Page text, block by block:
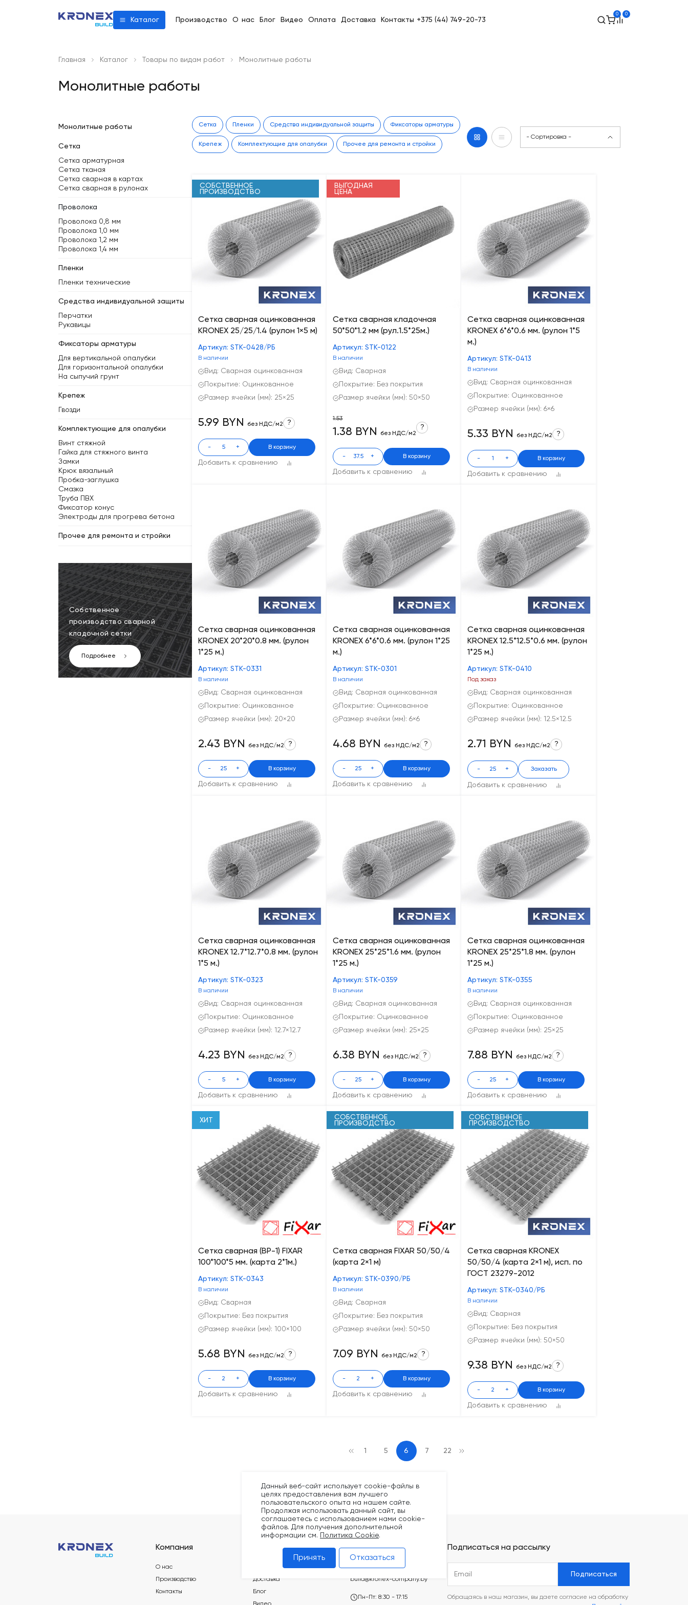
Каталог Производство О нас Блог Видео Оплата Доставка Контакты +375 (44) 749-20-73
0 0
Главная Каталог Товары по видам работ Монолитные работы
Монолитные работы
Монолитные работы
Сетка
Сетка арматурная
Сетка тканая
Сетка сварная в картах
Сетка сварная в рулонах
Проволока
Проволока 0,8 мм
Проволока 1,0 мм
Проволока 1,2 мм
Проволока 1,4 мм
Пленки
Пленки технические
Средства индивидуальной защиты
Перчатки
Рукавицы
Фиксаторы арматуры
Для вертикальной опалубки
Для горизонтальной опалубки
На сыпучий грунт
Крепеж
Гвозди
Комплектующие для опалубки
Винт стяжной
Гайка для стяжного винта
Замки
Крюк вязальный
Пробка-заглушка
Смазка
Труба ПВХ
Фиксатор конус
Электроды для прогрева бетона
Прочее для ремонта и стройки
Собственное
производство сварной
кладочной сетки
Подробнее
Сетка Пленки Средства индивидуальной защиты Фиксаторы арматуры
Крепеж Комплектующие для опалубки Прочее для ремонта и стройки
- Сортировка -
СОБСТВЕННОЕ
ПРОИЗВОДСТВО
Сетка сварная оцинкованная
KRONEX 25/25/1.4 (рулон 1×5 м)
Артикул: STK-0428/РБ
В наличии
Вид: Сварная оцинкованная
Покрытие: Оцинкованное
Размер ячейки (мм): 25×25
Добавить к сравнению
5.99 BYN без НДС/м2 ?
- + В корзину
ВЫГОДНАЯ
ЦЕНА
Сетка сварная кладочная
50*50*1.2 мм (рул.1.5*25м.)
Артикул: STK-0122
В наличии
Вид: Сварная
Покрытие: Без покрытия
Размер ячейки (мм): 50×50
Добавить к сравнению
1.53
1.38 BYN без НДС/м2
?
- + В корзину
Cетка сварная оцинкованная
KRONEX 6*6*0.6 мм. (рулон 1*5
м.)
Артикул: STK-0413
В наличии
Вид: Сварная оцинкованная
Покрытие: Оцинкованное
Размер ячейки (мм): 6×6
Добавить к сравнению
5.33 BYN без НДС/м2 ?
- + В корзину
Сетка сварная оцинкованная
KRONEX 20*20*0.8 мм. (рулон
1*25 м.)
Артикул: STK-0331
В наличии
Вид: Сварная оцинкованная
Покрытие: Оцинкованное
Размер ячейки (мм): 20×20
Добавить к сравнению
2.43 BYN без НДС/м2 ?
- + В корзину
Cетка сварная оцинкованная
KRONEX 6*6*0.6 мм. (рулон 1*25
м.)
Артикул: STK-0301
В наличии
Вид: Сварная оцинкованная
Покрытие: Оцинкованное
Размер ячейки (мм): 6×6
Добавить к сравнению
4.68 BYN без НДС/м2 ?
- + В корзину
Сетка сварная оцинкованная
KRONEX 12.5*12.5*0.6 мм. (рулон
1*25 м.)
Артикул: STK-0410
Под заказ
Вид: Сварная оцинкованная
Покрытие: Оцинкованное
Размер ячейки (мм): 12.5×12.5
Добавить к сравнению
2.71 BYN без НДС/м2 ?
- + Заказать
Сетка сварная оцинкованная
KRONEX 12.7*12.7*0.8 мм. (рулон
1*5 м.)
Артикул: STK-0323
В наличии
Вид: Сварная оцинкованная
Покрытие: Оцинкованное
Размер ячейки (мм): 12.7×12.7
Добавить к сравнению
4.23 BYN без НДС/м2 ?
- + В корзину
Сетка сварная оцинкованная
KRONEX 25*25*1.6 мм. (рулон
1*25 м.)
Артикул: STK-0359
В наличии
Вид: Сварная оцинкованная
Покрытие: Оцинкованное
Размер ячейки (мм): 25×25
Добавить к сравнению
6.38 BYN без НДС/м2 ?
- + В корзину
Сетка сварная оцинкованная
KRONEX 25*25*1.8 мм. (рулон
1*25 м.)
Артикул: STK-0355
В наличии
Вид: Сварная оцинкованная
Покрытие: Оцинкованное
Размер ячейки (мм): 25×25
Добавить к сравнению
7.88 BYN без НДС/м2 ?
- + В корзину
ХИТ
Сетка сварная (ВР-1) FIXAR
100*100*5 мм. (карта 2*1м.)
Артикул: STK-0343
В наличии
Вид: Сварная
Покрытие: Без покрытия
Размер ячейки (мм): 100×100
Добавить к сравнению
5.68 BYN без НДС/м2 ?
- + В корзину
СОБСТВЕННОЕ
ПРОИЗВОДСТВО
Сетка сварная FIXAR 50/50/4
(карта 2×1 м)
Артикул: STK-0390/РБ
В наличии
Вид: Сварная
Покрытие: Без покрытия
Размер ячейки (мм): 50×50
Добавить к сравнению
7.09 BYN без НДС/м2 ?
- + В корзину
СОБСТВЕННОЕ
ПРОИЗВОДСТВО
Сетка сварная KRONEX
50/50/4 (карта 2×1 м), исп. по
ГОСТ 23279-2012
Артикул: STK-0340/РБ
В наличии
Вид: Сварная
Покрытие: Без покрытия
Размер ячейки (мм): 50×50
Добавить к сравнению
9.38 BYN без НДС/м2 ?
- + В корзину
1 5 6 7 22
Компания
О нас
Производство
Контакты
Покупателям
Доставка
Блог
Контакты
+375 (44) 749-20-73
build@kronex-company.by
Пн-Пт: 8:30 - 17:15
Подписаться на рассылку
Подписаться
Обращаясь в наш магазин, вы даете согласие на обработку
Данный веб-сайт использует cookie-файлы в
целях предоставления вам лучшего
пользовательского опыта на нашем сайте.
Продолжая использовать данный сайт, вы
соглашаетесь с использованием нами cookie-
файлов. Для получения дополнительной
информации см.
Политика Cookie.
Принять Отказаться